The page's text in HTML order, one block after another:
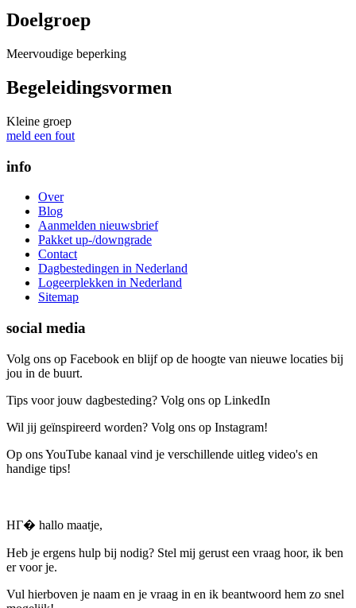
Doelgroep
Meervoudige beperking
Begeleidingsvormen
Kleine groep
meld een fout
info
Over
Blog
Aanmelden nieuwsbrief
Pakket up-/downgrade
Contact
Dagbestedingen in Nederland
Logeerplekken in Nederland
Sitemap
social media
Volg ons op Facebook en blijf op de hoogte van nieuwe locaties bij
jou in de buurt.
Tips voor jouw dagbesteding? Volg ons op LinkedIn
Wil jij geïnspireerd worden? Volg ons op Instagram!
Op ons YouTube kanaal vind je verschillende uitleg video's en
handige tips!
HГ� hallo maatje,
Heb je ergens hulp bij nodig? Stel mij gerust een vraag hoor, ik ben
er voor je.
Vul hierboven je naam en je vraag in en ik beantwoord hem zo snel